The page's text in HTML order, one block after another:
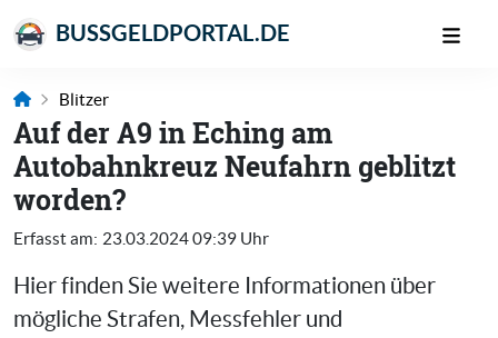
BUSSGELDPORTAL.DE
Blitzer
Auf der A9 in Eching am
Autobahnkreuz Neufahrn geblitzt
worden?
Erfasst am: 23.03.2024 09:39 Uhr
Hier finden Sie weitere Informationen über
mögliche Strafen, Messfehler und